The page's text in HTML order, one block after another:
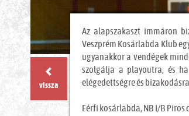
vissza
Az alapszakaszt immáron
Veszprém Kosárlabda Klub
ugyanakkor a vendégek
szolgálja a playoutra, és
elégedettségre és
Férfi kosárlabda, NB I/B